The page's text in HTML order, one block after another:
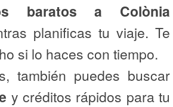
baratos a Colònia
planificas tu viaje. Te
si lo haces con tiempo.
también puedes buscar
y créditos rápidos para tu